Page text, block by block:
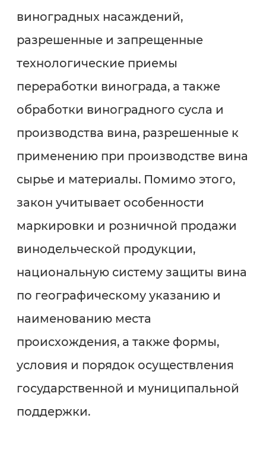
виноградных насаждений,
разрешенные и запрещенные
технологические приемы
переработки винограда, а также
обработки виноградного сусла и
производства вина, разрешенные к
применению при производстве вина
сырье и материалы. Помимо этого,
закон учитывает особенности
маркировки и розничной продажи
винодельческой продукции,
национальную систему защиты вина
по географическому указанию и
наименованию места
происхождения, а также формы,
условия и порядок осуществления
государственной и муниципальной
поддержки.